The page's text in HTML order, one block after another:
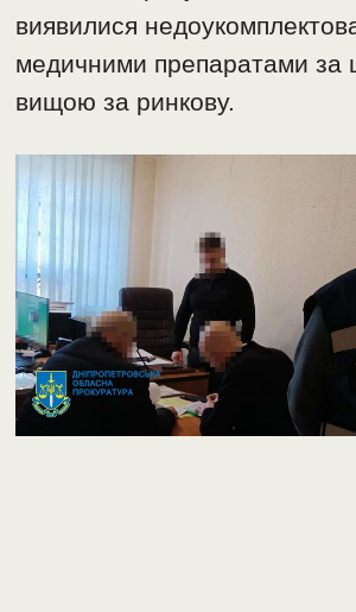
виявилися
медичними препаратами за
вищою за ринкову.